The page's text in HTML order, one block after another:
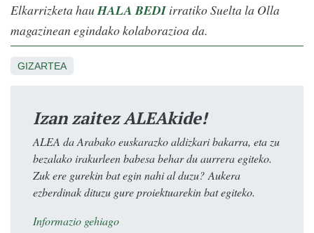
Elkarrizketa hau HALA BEDI irratiko Suelta la Olla
magazinean egindako kolaborazioa da.
GIZARTEA
Izan zaitez ALEAkide!
ALEA da Arabako euskarazko aldizkari bakarra, eta zu
bezalako irakurleen babesa behar du aurrera egiteko.
Zuk ere gurekin bat egin nahi al duzu? Aukera
ezberdinak dituzu gure proiektuarekin bat egiteko.
Informazio gehiago